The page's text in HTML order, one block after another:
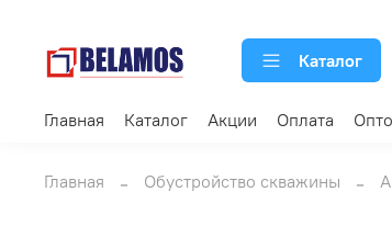
Каталог
Главная Каталог Акции Оплата
Главная Обустройство скважины